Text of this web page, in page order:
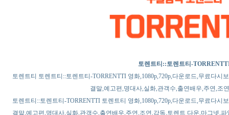
토렌트티::토렌트티-
토렌트티 토렌트티::토렌트티-TORRENTTI 영화,1080p,720p,다운로드,무료다시
결말,예고편,명대사,실화,관객수,출연배우,주연,조
토렌트티::토렌트티-TORRENTTI 토렌트티 영화,1080p,720p,다운로드,무료다시
결말,예고편,명대사,실화,관객수,출연배우,주연,조연,감독,토렌트 다운,마그넷,